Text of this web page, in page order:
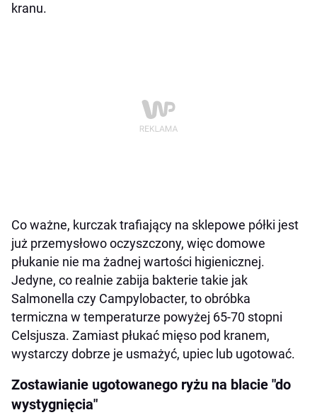
kranu.
Co ważne, kurczak trafiający na sklepowe półki jest
już przemysłowo oczyszczony, więc domowe
płukanie nie ma żadnej wartości higienicznej.
Jedyne, co realnie zabija bakterie takie jak
Salmonella czy Campylobacter, to obróbka
termiczna w temperaturze powyżej 65-70 stopni
Celsjusza. Zamiast płukać mięso pod kranem,
wystarczy dobrze je usmażyć, upiec lub ugotować.
Zostawianie ugotowanego ryżu na blacie "do
wystygnięcia"